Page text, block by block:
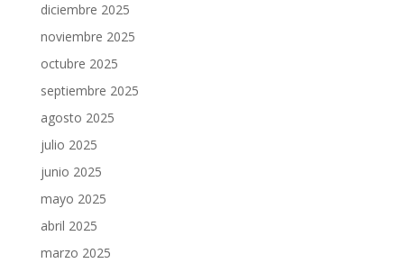
diciembre 2025
noviembre 2025
octubre 2025
septiembre 2025
agosto 2025
julio 2025
junio 2025
mayo 2025
abril 2025
marzo 2025